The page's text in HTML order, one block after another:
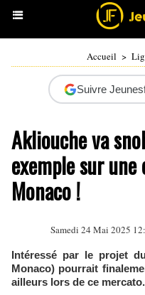
Accueil >
Suivre
Akliouche va
exemple sur
Monaco !
Samedi 24 Mai 2025
Intéressé par le projet
Monaco) pourrait
ailleurs lors de ce mercato.